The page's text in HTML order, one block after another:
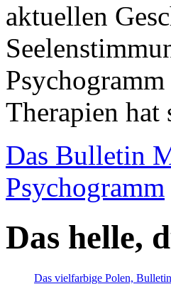
aktuellen
Therapien hat
Das Bulletin
Psychogramm
Das helle,
Das vielfarbige Polen,